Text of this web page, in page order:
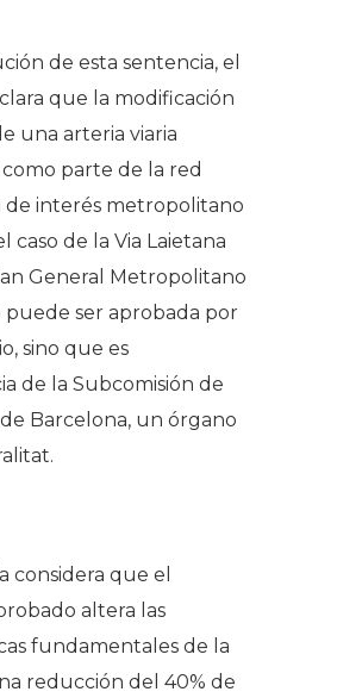
de esta sentencia, el
que la modificación
una arteria viaria
parte de la red
de interés metropolitano
caso de la Via Laietana
General Metropolitano
ser aprobada por
sino que es
de la Subcomisión de
Barcelona, un órgano
considera que el
altera las
fundamentales de la
reducción del 40% de